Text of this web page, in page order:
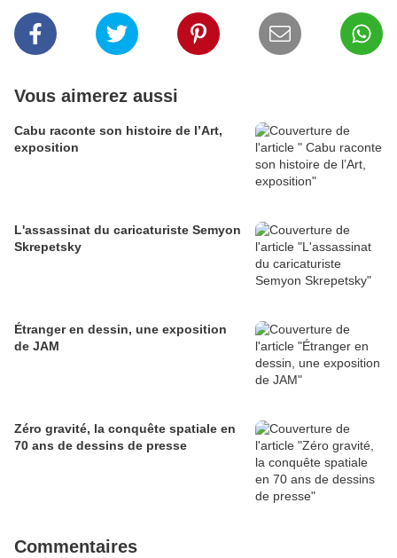
Vous aimerez aussi
Cabu raconte son histoire de l’Art,
exposition
L'assassinat du caricaturiste Semyon
Skrepetsky
Étranger en dessin, une exposition
de JAM
Zéro gravité, la conquête spatiale en
70 ans de dessins de presse
Commentaires